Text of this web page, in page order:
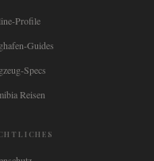
Profile
Guides
Specs
Reisen